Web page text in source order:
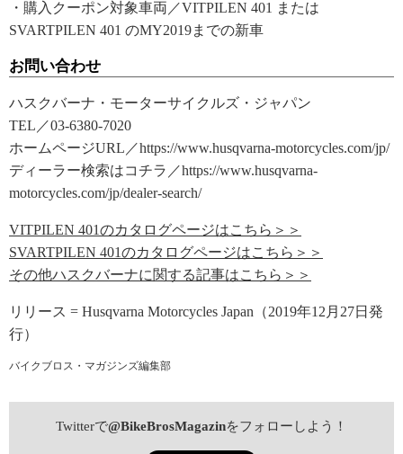
・購入クーポン対象車両／VITPILEN 401 または
SVARTPILEN 401 のMY2019までの新車
お問い合わせ
ハスクバーナ・モーターサイクルズ・ジャパン
TEL／03-6380-7020
ホームページURL／https://www.husqvarna-motorcycles.com/jp/
ディーラー検索はコチラ／https://www.husqvarna-
motorcycles.com/jp/dealer-search/
VITPILEN 401のカタログページはこちら＞＞
SVARTPILEN 401のカタログページはこちら＞＞
その他ハスクバーナに関する記事はこちら＞＞
リリース = Husqvarna Motorcycles Japan（2019年12月27日発
行）
バイクブロス・マガジンズ編集部
Twitterで@BikeBrosMagazinをフォローしよう！